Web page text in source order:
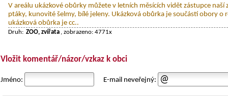
V areálu ukázkové obůrky můžete v letních měsících vidět zástupce naší
ptáky, kunovité šelmy, bílé jeleny. Ukázková obůrka je součástí obory o
ukázková obůrka je cc..
Druh: ZOO, zvířata , zobrazeno: 4771x
Vložit komentář/názor/vzkaz k obci
Jméno: E-mail neveřejný: